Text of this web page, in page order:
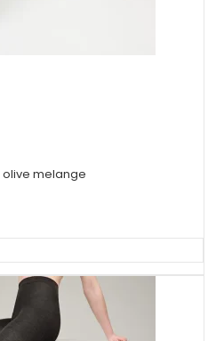
olive melange